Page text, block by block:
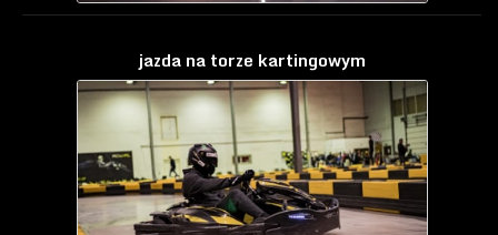
jazda na torze kartingowym